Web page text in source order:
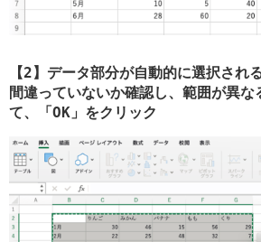
【2】データ部分が自動的に選択され
間違っていないか確認し、範囲が異な
て、「OK」をクリック